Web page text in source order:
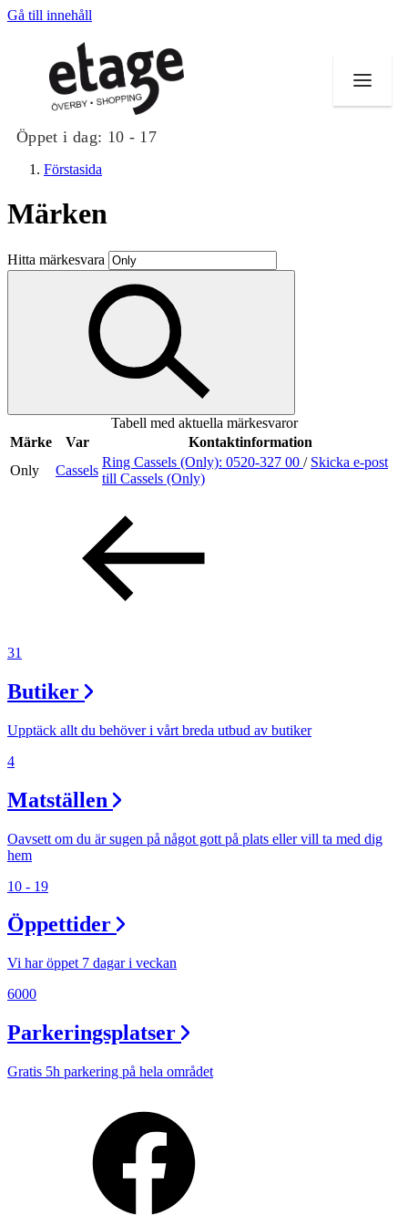
Gå till innehåll
Öppet i dag: 10 - 17
Butiker
Mat och dryck
Evenemang
Erbjudanden
Inspiration
Magasin
Presentkort
Förstasida
Märken
Hitta märkesvara
Tabell med aktuella märkesvaror
Märke
Var
Kontaktinformation
Only
Cassels
Ring Cassels (Only): 0520-327 00 / Skicka e-post
till Cassels (Only)
31
Butiker
Upptäck allt du behöver i vårt breda utbud av butiker
4
Matställen
Oavsett om du är sugen på något gott på plats eller vill ta med dig
hem
10 - 19
Öppettider
Vi har öppet 7 dagar i veckan
6000
Parkeringsplatser
Gratis 5h parkering på hela området